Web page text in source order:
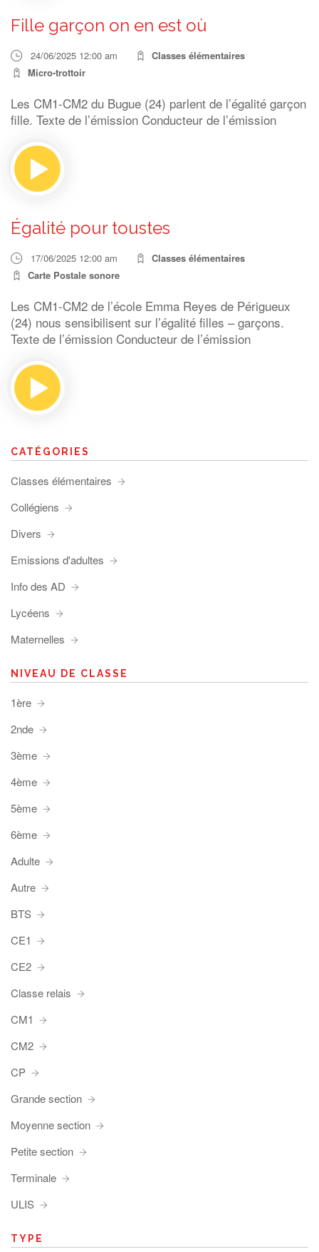
Fille garçon on en est où
24/06/2025 12:00 am
Classes élémentaires
Micro-trottoir
Les CM1-CM2 du Bugue (24) parlent de l’égalité garçon
fille. Texte de l’émission Conducteur de l’émission
Égalité pour toustes
17/06/2025 12:00 am
Classes élémentaires
Carte Postale sonore
Les CM1-CM2 de l’école Emma Reyes de Périgueux
(24) nous sensibilisent sur l’égalité filles – garçons.
Texte de l’émission Conducteur de l’émission
CATÉGORIES
Classes élémentaires
Collégiens
Divers
Emissions d'adultes
Info des AD
Lycéens
Maternelles
NIVEAU DE CLASSE
1ère
2nde
3ème
4ème
5ème
6ème
Adulte
Autre
BTS
CE1
CE2
Classe relais
CM1
CM2
CP
Grande section
Moyenne section
Petite section
Terminale
ULIS
TYPE